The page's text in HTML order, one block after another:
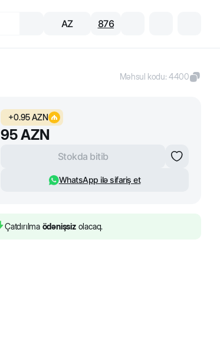
AZ 876
Məhsul kodu:4400
+0.95AZN
95AZN
Stokda bitib
WhatsApp ilə sifariş et
Çatdırılma ödənişsizolacaq.